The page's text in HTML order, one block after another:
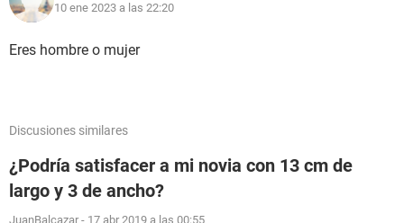
10 ene 2023 a las 22:20
Eres hombre o mujer
Discusiones similares
¿Podría satisfacer a mi novia con 13 cm de
largo y 3 de ancho?
JuanBalcazar - 17 abr 2019 a las 00:55